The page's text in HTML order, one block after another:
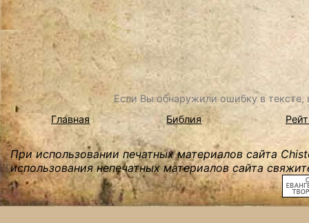
Если Вы обнаружили ошибку в
Главная
Библия
При использовании печатных материалов сайта
использования непечатных материалов сайта